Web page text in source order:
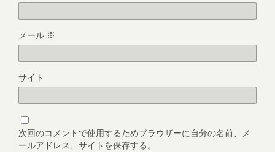
メール ※
サイト
次回のコメントで使用するためブラウザーに自分の名前、メ
ールアドレス、サイトを保存する。